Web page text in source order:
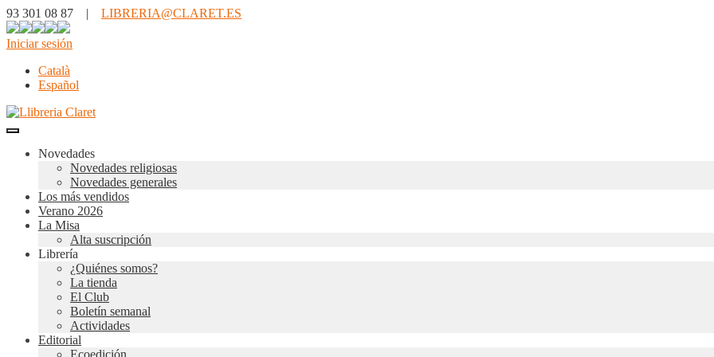
93 301 08 87 | LIBRERIA@CLARET.ES
Iniciar sesión
Català
Español
Novedades
Novedades religiosas
Novedades generales
Los más vendidos
Verano 2026
La Misa
Alta suscripción
Librería
¿Quiénes somos?
La tienda
El Club
Boletín semanal
Actividades
Editorial
Ecoedición